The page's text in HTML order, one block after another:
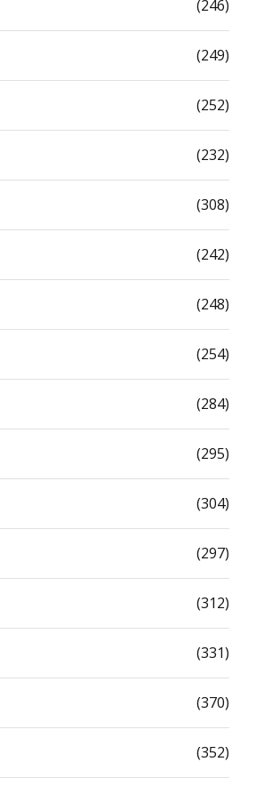
(246)
(249)
(252)
(232)
(308)
(242)
(248)
(254)
(284)
(295)
(304)
(297)
(312)
(331)
(370)
(352)